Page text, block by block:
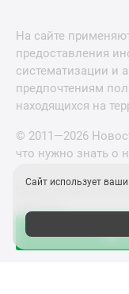
На сайте
предоставления
систематизации и
предпочтениям
находящихся на
© 2011—2026
что нужно знать о
Новостройки
Сайт использует